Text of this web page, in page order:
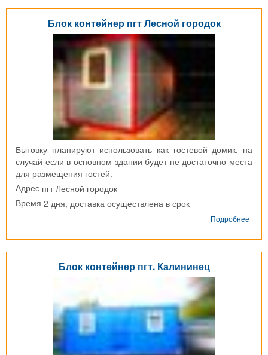
Блок контейнер пгт Лесной городок
Бытовку планируют использовать как гостевой домик, на
случай если в основном здании будет не достаточно места
для размещения гостей.
Адрес пгт Лесной городок
Время 2 дня, доставка осуществлена в срок
Подробнее
Блок контейнер пгт. Калининец